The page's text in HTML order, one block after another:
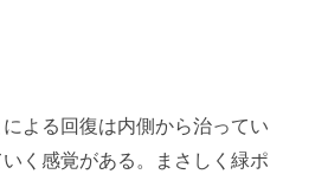
よる回復は内側から治ってい
く感覚がある。まさしく緑ポ